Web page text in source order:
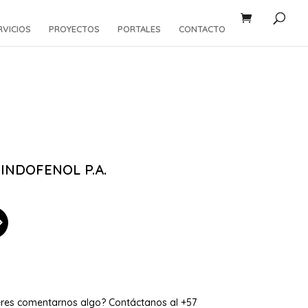
PROYECTOS PORTALES CONTACTO
P.A.
comentarnos algo? Contáctanos al +57